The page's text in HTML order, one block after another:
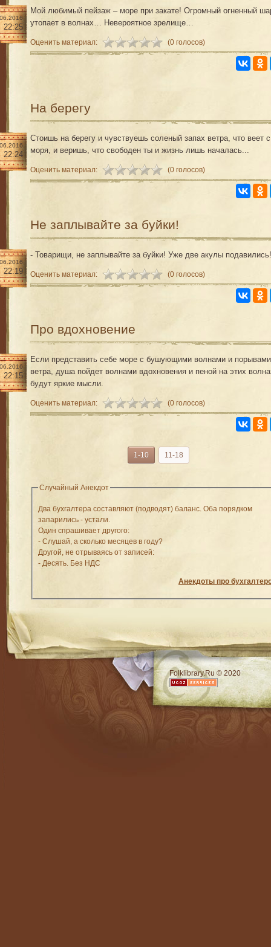
22:25
Мой любимый пейзаж – море при закате! Огромный огненный
утопает в волнах… Невероятное зрелище…
Оценить материал: (0 голосов)
На берегу
22:24
Стоишь на берегу и чувствуешь соленый запах ветра, что веет с
моря, и веришь, что свободен ты и жизнь лишь началась...
Оценить материал: (0 голосов)
Не заплывайте за буйки!
22:19
- Товарищи, не заплывайте за буйки! Уже две акулы подавились!
Оценить материал: (0 голосов)
Про вдохновение
22:15
Если представить себе море с бушующими волнами и порывами
ветра, душа пойдет волнами вдохновения и пеной на этих
будут яркие мысли.
Оценить материал: (0 голосов)
1-10 11-18
Случайный Анекдот
Два бухгалтера составляют (подводят) баланс. Оба порядком
запарились - устали.
Один спрашивает другого:
- Слушай, а сколько месяцев в году?
Другой, не отрываясь от записей:
- Десять. Без НДС
Анекдоты про
Folklibrary.Ru © 2020
RSS